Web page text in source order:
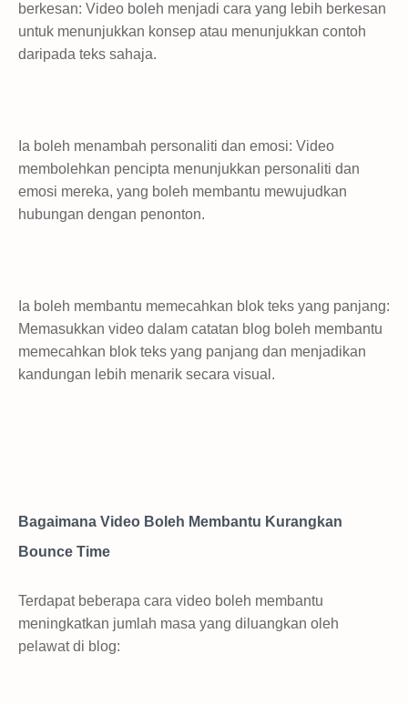
berkesan: Video boleh menjadi cara yang lebih berkesan
untuk menunjukkan konsep atau menunjukkan contoh
daripada teks sahaja.
Ia boleh menambah personaliti dan emosi: Video
membolehkan pencipta menunjukkan personaliti dan
emosi mereka, yang boleh membantu mewujudkan
hubungan dengan penonton.
Ia boleh membantu memecahkan blok teks yang panjang:
Memasukkan video dalam catatan blog boleh membantu
memecahkan blok teks yang panjang dan menjadikan
kandungan lebih menarik secara visual.
Bagaimana Video Boleh Membantu Kurangkan
Bounce Time
Terdapat beberapa cara video boleh membantu
meningkatkan jumlah masa yang diluangkan oleh
pelawat di blog: